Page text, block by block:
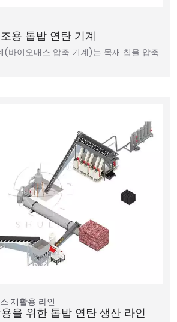
용 톱밥 연탄 기계
(바이오매스 압축 기계)는 목재 칩을 압축
재활용 라인
을 위한 톱밥 연탄 생산 라인